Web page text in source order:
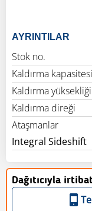
AYRINTILAR
Stok no.
Kaldırma kapasitesi
Kaldırma yüksekliği
Kaldırma direği
Ataşmanlar
Integral Sideshift
Dağıtıcıyla